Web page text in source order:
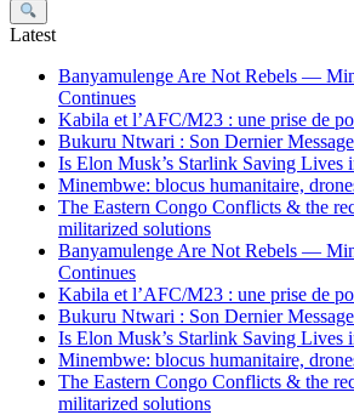
Search
Latest
Banyamulenge Are Not Rebels —
Continues
Kabila et l’AFC/M23 : une prise de
Bukuru Ntwari : Son Dernier Message
Is Elon Musk’s Starlink Saving Lives
Minembwe: blocus humanitaire,
The Eastern Congo Conflicts & the
militarized solutions
Banyamulenge Are Not Rebels —
Continues
Kabila et l’AFC/M23 : une prise de
Bukuru Ntwari : Son Dernier Message
Is Elon Musk’s Starlink Saving Lives
Minembwe: blocus humanitaire,
The Eastern Congo Conflicts & the
militarized solutions